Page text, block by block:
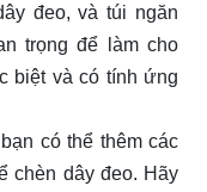
đeo, và túi ngăn
trọng để làm cho
biệt và có tính ứng
có thể thêm các
chèn dây đeo. Hãy